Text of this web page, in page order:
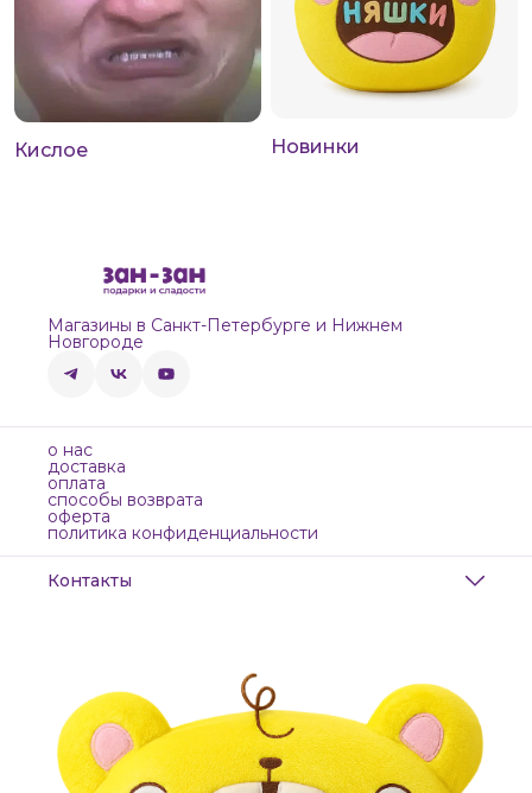
Кислое Новинки
Магазины в Санкт-Петербурге и Нижнем
Новгороде
о нас
доставка
оплата
способы возврата
оферта
политика конфиденциальности
Контакты
ежедневно с 10-21
Эл. почта
zanzanwork@gmail.com